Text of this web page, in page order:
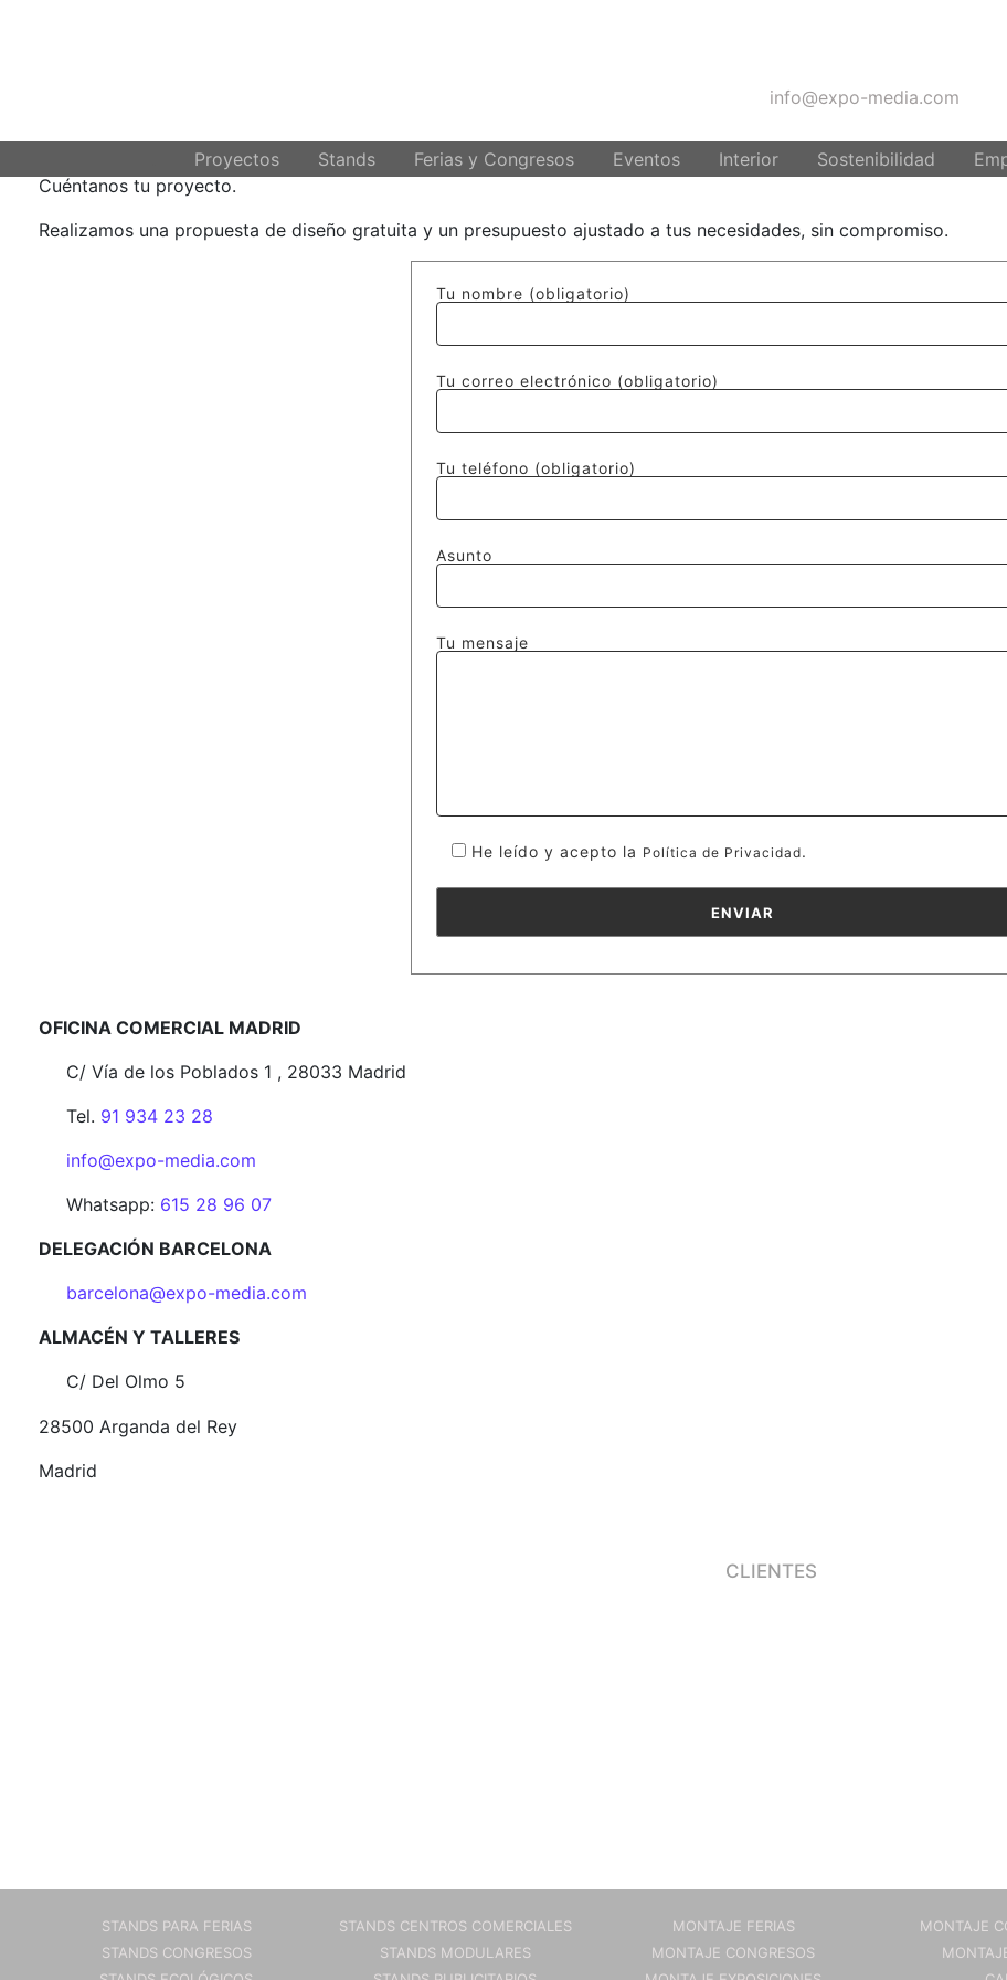
info@expo-media.com
Proyectos Stands Ferias y Congresos Eventos Interior Sostenibilidad
Cuéntanos tu proyecto.
Realizamos una propuesta de diseño gratuita y un presupuesto ajustado a tus necesidades, sin compromiso.
Tu nombre (obligatorio)
Tu correo electrónico (obligatorio)
Tu teléfono (obligatorio)
Asunto
Tu mensaje
He leído y acepto la Política de Privacidad.
OFICINA COMERCIAL MADRID
C/ Vía de los Poblados 1 , 28033 Madrid
Tel. 91 934 23 28
info@expo-media.com
Whatsapp: 615 28 96 07
DELEGACIÓN BARCELONA
barcelona@expo-media.com
ALMACÉN Y TALLERES
C/ Del Olmo 5
28500 Arganda del Rey
Madrid
CLIENTES
STANDS PARA FERIAS
STANDS CONGRESOS
STANDS CENTROS COMERCIALES
STANDS MODULARES
MONTAJE FERIAS
MONTAJE CONGRESOS
MONTAJE